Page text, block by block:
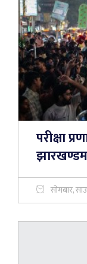
परीक्षा
सोमबार,